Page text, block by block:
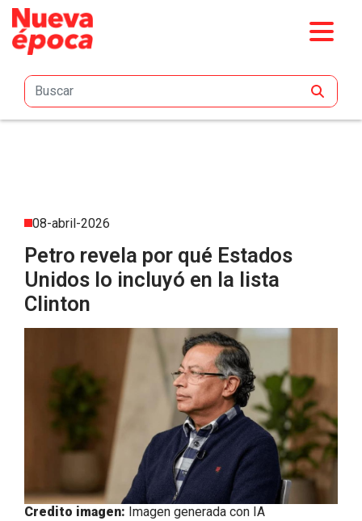
Saltar al contenido principal
08-abril-2026
Petro revela por qué Estados
Unidos lo incluyó en la lista
Clinton
Credito imagen: Imagen generada con IA